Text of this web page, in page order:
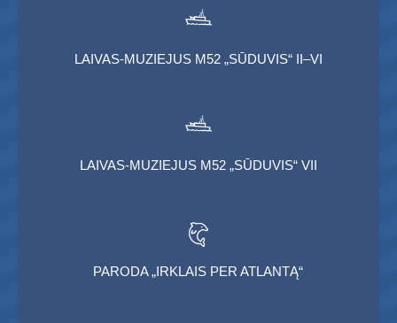
LAIVAS-MUZIEJUS M52 „SŪDUVIS“ II–VI
LAIVAS-MUZIEJUS M52 „SŪDUVIS“ VII
PARODA „IRKLAIS PER ATLANTĄ“